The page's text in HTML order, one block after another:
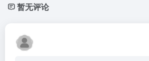
暂无评论